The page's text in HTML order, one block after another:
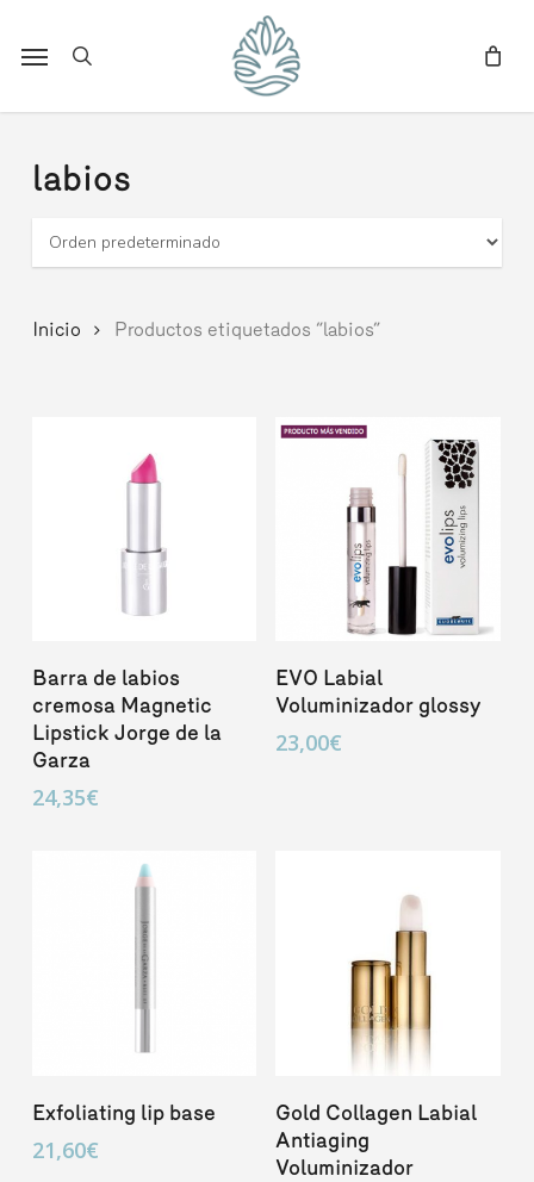
main
labios
Inicio Productos etiquetados “labios”
Añadir Al Carrito
Barra de labios
cremosa Magnetic
Lipstick Jorge de la
Garza
24,35€
Añadir Al Carrito
EVO Labial
Voluminizador glossy
23,00€
Añadir Al Carrito
Exfoliating lip base
21,60€
Añadir Al Carrito
Gold Collagen Labial
Antiaging
Voluminizador